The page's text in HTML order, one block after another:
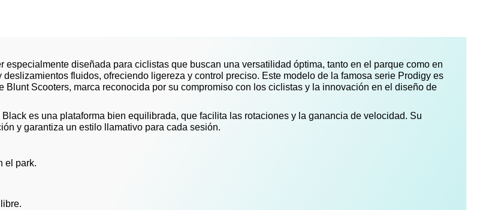
diseñada para ciclistas que buscan una versatilidad óptima, tanto en el parque como en
fluidos, ofreciendo ligereza y control preciso. Este modelo de la famosa serie Prodigy es
Scooters, marca reconocida por su compromiso con los ciclistas y la innovación en el diseño de
es una plataforma bien equilibrada, que facilita las rotaciones y la ganancia de velocidad. Su
y garantiza un estilo llamativo para cada sesión.
el park.